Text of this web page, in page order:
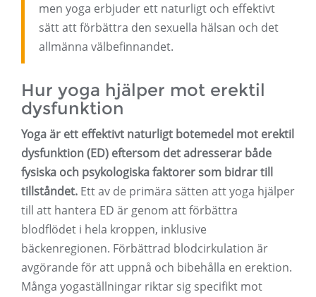
men yoga erbjuder ett naturligt och effektivt
sätt att förbättra den sexuella hälsan och det
allmänna välbefinnandet.
Hur yoga hjälper mot erektil
dysfunktion
Yoga är ett effektivt naturligt botemedel mot erektil
dysfunktion (ED) eftersom det adresserar både
fysiska och psykologiska faktorer som bidrar till
tillståndet. Ett av de primära sätten att yoga hjälper
till att hantera ED är genom att förbättra
blodflödet i hela kroppen, inklusive
bäckenregionen. Förbättrad blodcirkulation är
avgörande för att uppnå och bibehålla en erektion.
Många yogaställningar riktar sig specifikt mot